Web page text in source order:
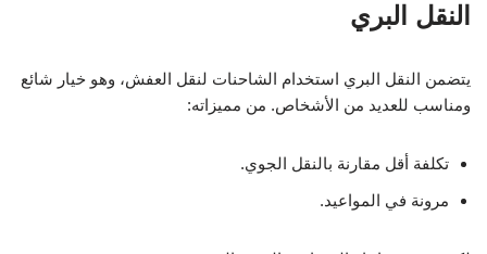
النقل البري
يتضمن النقل البري استخدام الشاحنات لنقل العفش، وهو خيار شائع
ومناسب للعديد من الأشخاص. من مميزاته:
تكلفة أقل مقارنة بالنقل الجوي.
مرونة في المواعيد.